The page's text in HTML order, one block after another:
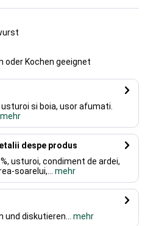
oder Kochen geeignet
si boia, usor afumati.
mehr
despe produs
usturoi, condiment de ardei,
soarelui,...
mehr
diskutieren...
mehr